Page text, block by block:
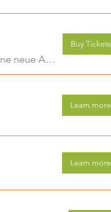
Kreativwerkstatt für Kids (3-6 Jahre) - jede Woche eine neue Aktivität (2)
Buy Tickets
Learn more
Learn more